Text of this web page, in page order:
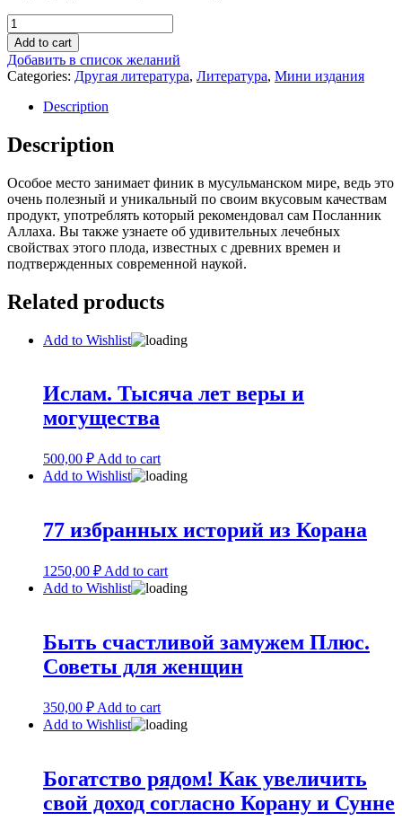
Финики
-
еда,
лакомство
и
лекарство
quantity
Add to cart
Добавить в список желаний
Categories: Другая литература, Литература, Мини издания
Description
Description
Особое место занимает финик в мусульманском мире, ведь это
очень полезный и уникальный по своим вкусовым качествам
продукт, употреблять который рекомендовал сам Посланник
Аллаха. Вы также узнаете об удивительных лечебных
свойствах этого плода, известных с древних времен и
подтвержденных современной наукой.
Related products
Add to Wishlist
Ислам. Тысяча лет веры и
могущества
500,00 ₽ Add to cart
Add to Wishlist
77 избранных историй из Корана
1250,00 ₽ Add to cart
Add to Wishlist
Быть счастливой замужем Плюс.
Советы для женщин
350,00 ₽ Add to cart
Add to Wishlist
Богатство рядом! Как увеличить
свой доход согласно Корану и Сунне